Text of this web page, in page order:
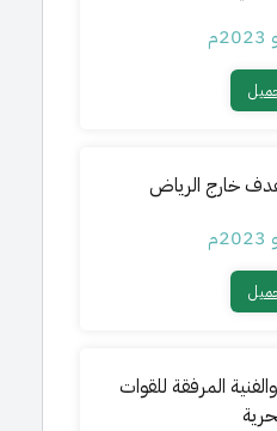
خارج الرياض
المرفقة للقوات